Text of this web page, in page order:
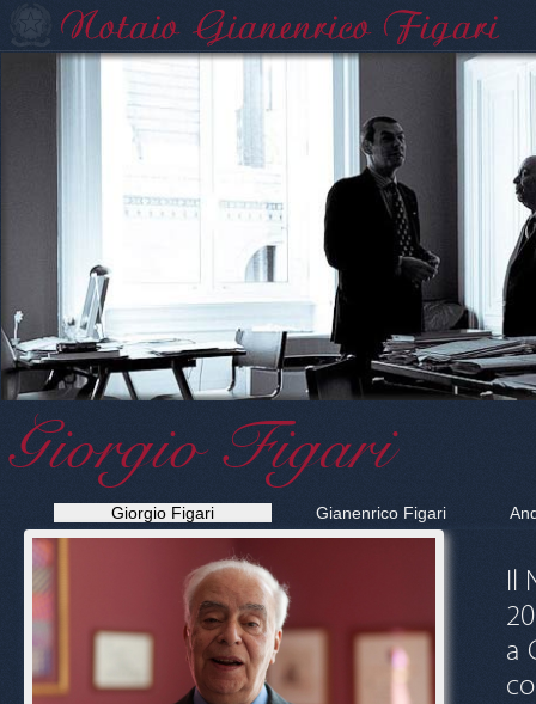
Giorgio Figari
Giorgio Figari Gianenrico Figari
Il
a